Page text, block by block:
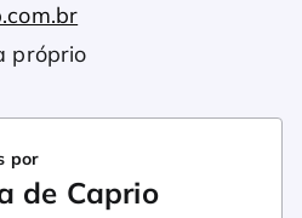
próprio
por
de Caprio